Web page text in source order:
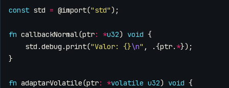
const std = @import("std");
fn callbackNormal(ptr: *u32) void {
std .debug .print("Valor: {}\n" , .{ptr. *});
}
fn adaptarVolatile(ptr: *volatile u32) void {